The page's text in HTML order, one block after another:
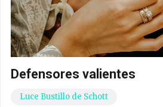
Defensores valientes
Luce Bustillo de Schott